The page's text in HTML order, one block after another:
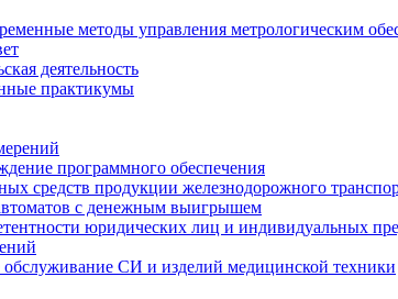
методы управления метрологическим
деятельность
практикумы
программного обеспечения
средств продукции железнодорожного
с денежным выигрышем
юридических лиц и индивидуальных
обслуживание СИ и изделий медицинской техники